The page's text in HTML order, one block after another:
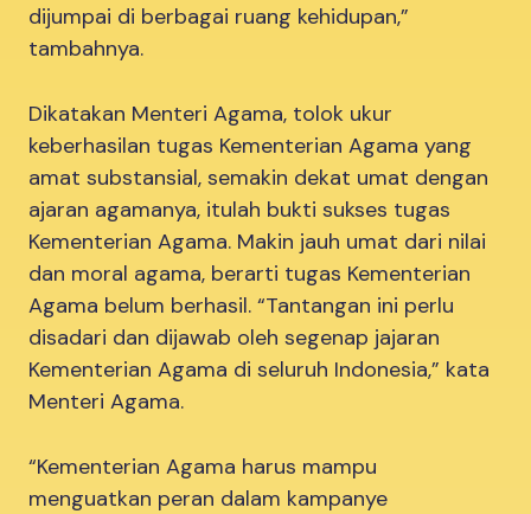
dijumpai di berbagai ruang kehidupan,”
tambahnya.
Dikatakan Menteri Agama, tolok ukur
keberhasilan tugas Kementerian Agama yang
amat substansial, semakin dekat umat dengan
ajaran agamanya, itulah bukti sukses tugas
Kementerian Agama. Makin jauh umat dari nilai
dan moral agama, berarti tugas Kementerian
Agama belum berhasil. “Tantangan ini perlu
disadari dan dijawab oleh segenap jajaran
Kementerian Agama di seluruh Indonesia,” kata
Menteri Agama.
“Kementerian Agama harus mampu
menguatkan peran dalam kampanye